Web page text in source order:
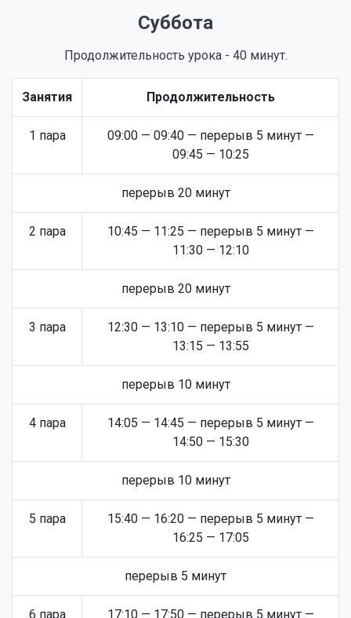
Суббота
Продолжительность урока - 40 минут.
Занятия Продолжительность
1 пара
09:00 — 09:40 — перерыв 5 минут —
09:45 — 10:25
перерыв 20 минут
2 пара
10:45 — 11:25 — перерыв 5 минут —
11:30 — 12:10
перерыв 20 минут
3 пара
12:30 — 13:10 — перерыв 5 минут —
13:15 — 13:55
перерыв 10 минут
4 пара
14:05 — 14:45 — перерыв 5 минут —
14:50 — 15:30
перерыв 10 минут
5 пара
15:40 — 16:20 — перерыв 5 минут —
16:25 — 17:05
перерыв 5 минут
6 пара 17:10 — 17:50 — перерыв 5 минут —